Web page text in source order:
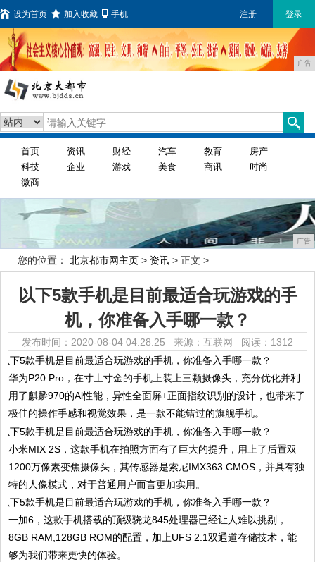
设为首页 加入收藏 手机 注册 登录
广告
首页 资讯 财经 汽车 教育
房产
科技
企业 游戏 美食 商讯
时尚
微商
广告
您的位置： 北京都市网主页 > 资讯 > 正文 >
以下5款手机是目前最适合玩游戏的手
机，你准备入手哪一款？
发布时间：2020-08-04 04:28:25 来源：互联网 阅读：1312
华为P20 Pro，在寸土寸金的手机上装上三颗摄像头，充分优化并利
用了麒麟970的Al性能，异性全面屏+正面指纹识别的设计，也带来了
极佳的操作手感和视觉效果，是一款不能错过的旗舰手机。
小米MIX 2S，这款手机在拍照方面有了巨大的提升，用上了后置双
1200万像素变焦摄像头，其传感器是索尼IMX363 CMOS，并具有独
特的人像模式，对于普通用户而言更加实用。
一加6，这款手机搭载的顶级骁龙845处理器已经让人难以挑剔，
8GB RAM,128GB ROM的配置，加上UFS 2.1双通道存储技术，能
够为我们带来更快的体验。